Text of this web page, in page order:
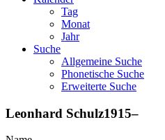
Tag
Monat
Jahr
Suche
Allgemeine Suche
Phonetische Suche
Erweiterte Suche
Leonhard Schulz1915–